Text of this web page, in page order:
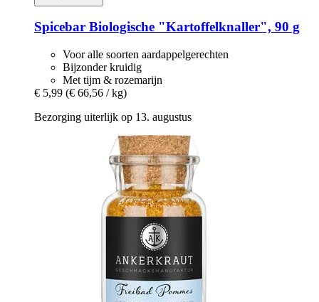
Spicebar Biologische "Kartoffelknaller", 90 g
Voor alle soorten aardappelgerechten
Bijzonder kruidig
Met tijm & rozemarijn
€ 5,99 (€ 66,56 / kg)
Bezorging uiterlijk op 13. augustus